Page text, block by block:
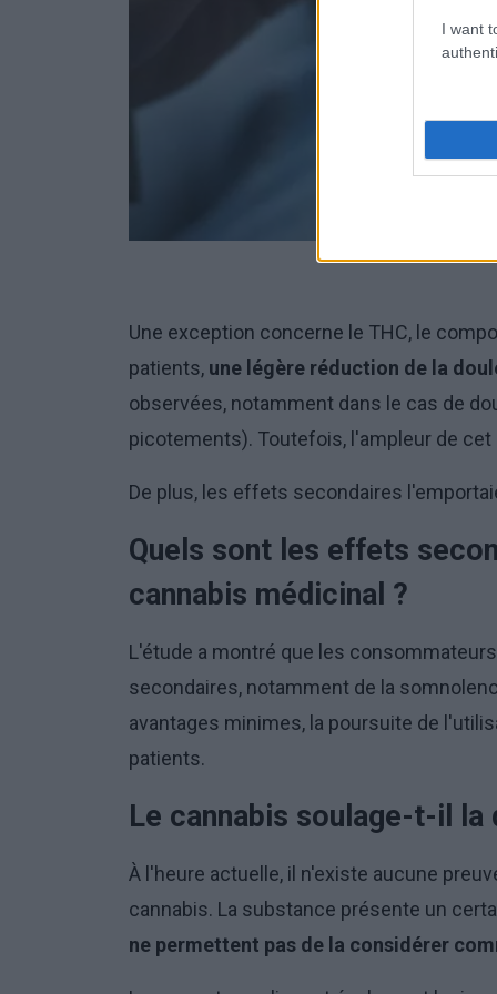
I want
Une exception concerne le THC, le
patients, une légère réduction de la
observées, notamment dans le cas de
picotements). Toutefois, l'ampleur de
De plus, les effets secondaires
Quels sont les effets
cannabis médicinal ?
L'étude a montré que les
secondaires, notamment de la
avantages minimes, la poursuite de
patients.
Le cannabis soulage-t-il la
À l'heure actuelle, il n'existe aucune
cannabis. La substance présente un
ne permettent pas de la considérer